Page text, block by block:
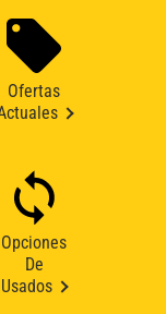
Ofertas
Opciones
De
Usados